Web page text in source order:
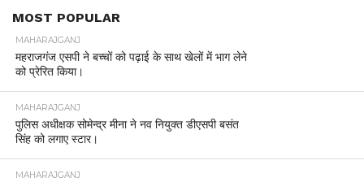
MOST POPULAR
MAHARAJGANJ
महराजगंज एसपी ने बच्चों को पढ़ाई के साथ खेलों में भाग लेने
को प्रेरित किया।
MAHARAJGANJ
पुलिस अधीक्षक सोमेन्द्र मीना ने नव नियुक्त डीएसपी बसंत
सिंह को लगाए स्टार।
MAHARAJGANJ